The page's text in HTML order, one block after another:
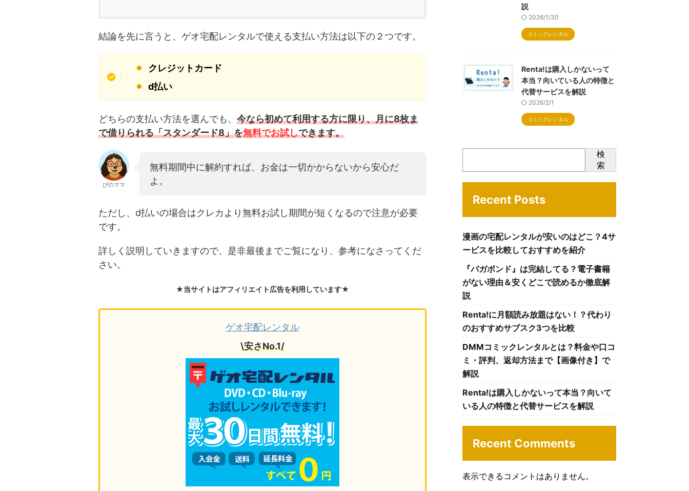
結論を先に言うと、ゲオ宅配レンタルで使える支払い方法は以下の２つです。
クレジットカード
d払い
どちらの支払い方法を選んでも、 今なら初めて利用する方に限り、月に8枚ま
で借りられる「スタンダード8」を無料でお試しできます。
ぴのママ
無料期間中に解約すれば、お金は一切かからないから安心だ
よ。
ただし、d払いの場合はクレカより無料お試し期間が短くなるので注意が必要
です。
詳しく説明していきますので、是非最後までご覧になり、参考になさってくだ
さい。
★当サイトはアフィリエイト広告を利用しています★
ゲオ宅配レンタル
\安さNo.1/
説
2026/1/30
コミックレンタル
Renta!は購入しかないって
本当？向いている人の特徴と
代替サービスを解説
2026/2/1
コミックレンタル
検
索
Recent Posts
漫画の宅配レンタルが安いのはどこ？4サ
ービスを比較しておすすめを紹介
『バガボンド』は完結してる？電子書籍
がない理由＆安くどこで読めるか徹底解
説
Renta!に月額読み放題はない！？代わり
のおすすめサブスク3つを比較
DMMコミックレンタルとは？料金や口コ
ミ・評判、返却方法まで【画像付き】で
解説
Renta!は購入しかないって本当？向いて
いる人の特徴と代替サービスを解説
Recent Comments
表示できるコメントはありません。